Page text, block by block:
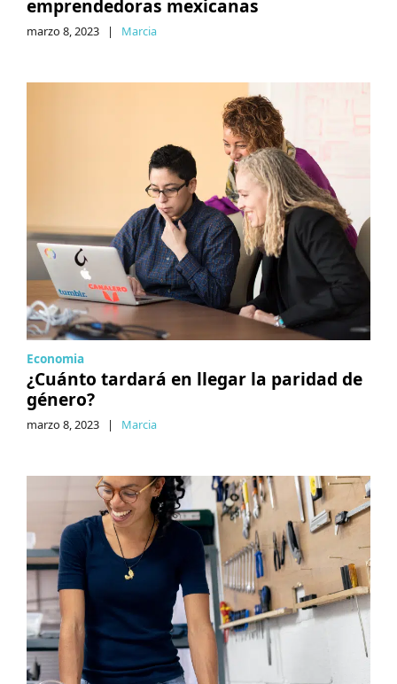
emprendedoras mexicanas
marzo 8, 2023 | Marcia
Economia
¿Cuánto tardará en llegar la paridad de
género?
marzo 8, 2023 | Marcia